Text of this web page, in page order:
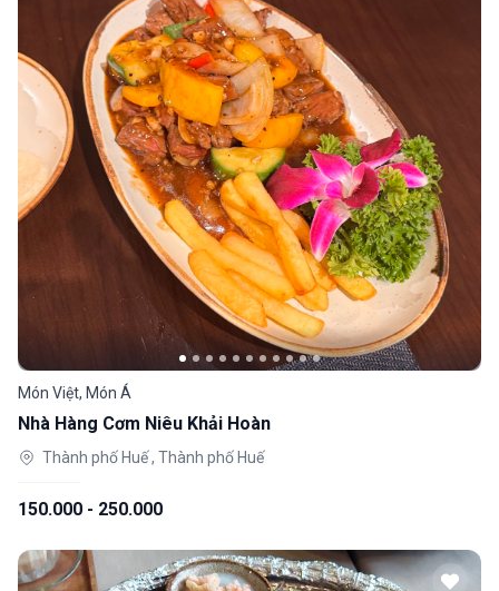
Món Việt, Món Á
Nhà Hàng Cơm Niêu Khải Hoàn
Thành phố Huế , Thành phố Huế
150.000 - 250.000